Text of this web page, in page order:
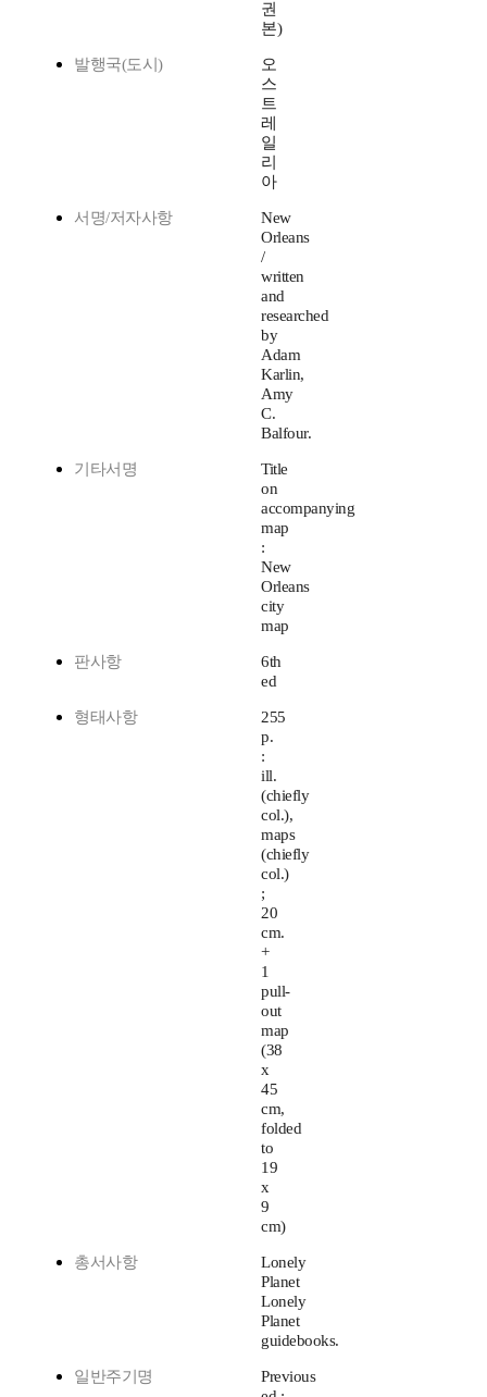
권
본)
발행국(도시)
오
스
트
레
일
리
아
서명/저자사항
New
Orleans
/
written
and
researched
by
Adam
Karlin,
Amy
C.
Balfour.
기타서명
Title
on
accompanying
map
:
New
Orleans
city
map
판사항
6th
ed
형태사항
255
p.
:
ill.
(chiefly
col.),
maps
(chiefly
col.)
;
20
cm.
+
1
pull-
out
map
(38
x
45
cm,
folded
to
19
x
9
cm)
총서사항
Lonely
Planet
Lonely
Planet
guidebooks.
일반주기명
Previous